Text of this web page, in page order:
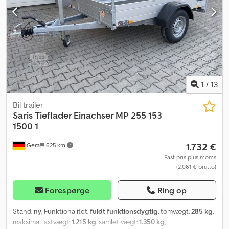
venstre ► Sideventilationsklapper ► Udstedningsgitter ► Dæk
165R13C ► Fuldt funktionsdygtigt reservehjul Ekstraudstyr
inkluderet i prisen: ► Mange gange justerbar tværskillevæg for
oven og forneden Codpfx Asxb Sl Sefqjha ► LED-belysning ►
Skillelister, nederste luftklapper Fejl i beskrivelse og pris kan
forekomme trods omhyggelig kontrol, så priser, mål og vægte
samt beskrivelse er ikke bindende. På lager, mellemsalg
forbeholdes.
1 / 13
Gera 625 km
Bil trailer
SarisTieflader Einachser MP 255 153
1500 1
1.732 €
Fast pris plus moms
(2.061 € brutto)
Forespørge Ring op
Stand: ny, Funktionalitet:fuldt funktionsdygtig, tomvægt:285 kg,
maksimal lastvægt:1.215 kg, samlet vægt:1.350 kg,